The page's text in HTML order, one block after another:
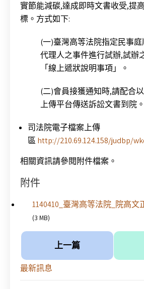
實節能減碳,達成即時文書收受,提
標。方式如下:
(一)臺灣高等法院指定民事
代理人之事件進行試辦,試辦
「線上遞狀說明事項」。
(二)會員接獲通知時,請配合
上傳平台傳送訴訟文書到院。
司法院電子檔案上傳
區 http://210.69.124.158/judbp/
相關資訊請參閱附件檔案。
附件
1140410_臺灣高等法院_院高文
(3 MB)
上一篇
最新訊息